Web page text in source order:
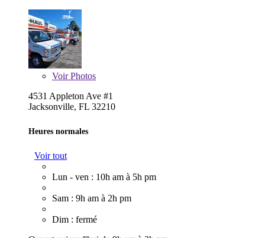
VoirPhotos
4531 Appleton Ave #1
Jacksonville, FL 32210
Heures normales
Voir tout
Lun - ven : 10h am à 5h pm
Sam : 9h am à 2h pm
Dim : fermé